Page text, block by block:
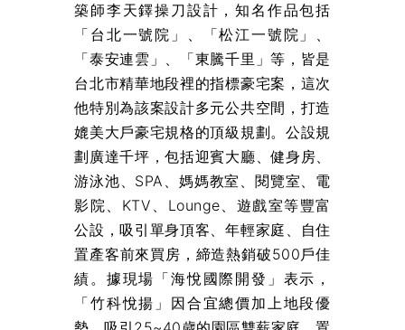
築師李天鐸操刀設計，知名作品包括
「台北一號院」、「松江一號院」、
「泰安連雲」、「東騰千里」等，皆是
台北市精華地段裡的指標豪宅案，這次
他特別為該案設計多元公共空間，打造
媲美大戶豪宅規格的頂級規劃。公設規
劃廣達千坪，包括迎賓大廳、健身房、
游泳池、SPA、媽媽教室、閱覽室、電
影院、KTV、Lounge、遊戲室等豐富
公設，吸引單身頂客、年輕家庭、自住
置產客前來買房，締造熱銷破500戶佳
績。據現場「海悅國際開發」表示，
「竹科悅揚」因合宜總價加上地段優